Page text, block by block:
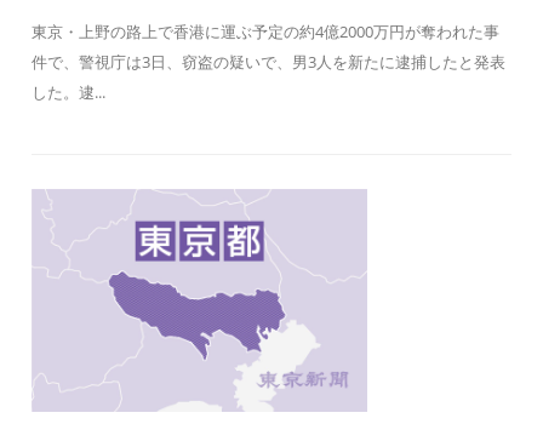
東京・上野の路上で香港に運ぶ予定の約4億2000万円が奪われた事
件で、警視庁は3日、窃盗の疑いで、男3人を新たに逮捕したと発表
した。逮...